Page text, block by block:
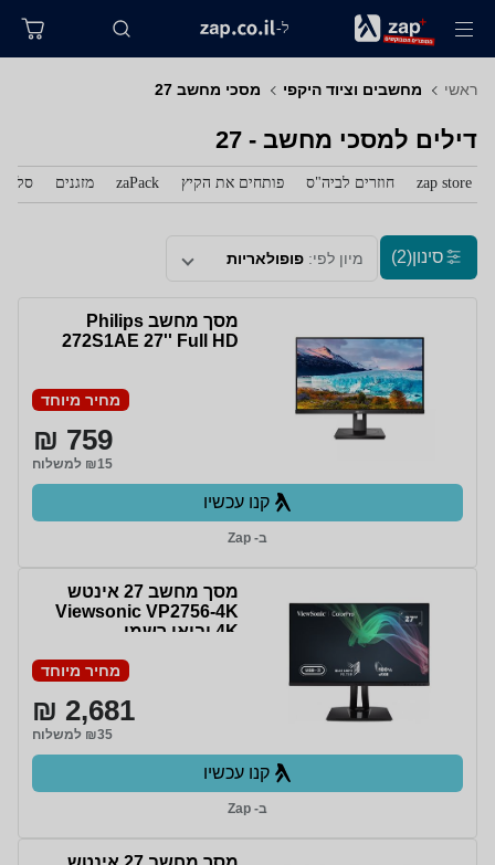
ל-
ראשי מחשבים וציוד היקפי מסכי מחשב 27
דילים למסכי מחשב - 27
zap store חוזרים לביה"ס פותחים את הקיץ zaPack מזגנים
סינון(2) מיון לפי: פופולאריות
מסך מחשב Philips
272S1AE 27'' Full HD
מחיר מיוחד
759 ₪
₪15 למשלוח
קנו עכשיו
ב- Zap
מסך מחשב ‏27 ‏אינטש
Viewsonic VP2756-4K
4K יבואן רשמי
מחיר מיוחד
2,681 ₪
₪35 למשלוח
קנו עכשיו
ב- Zap